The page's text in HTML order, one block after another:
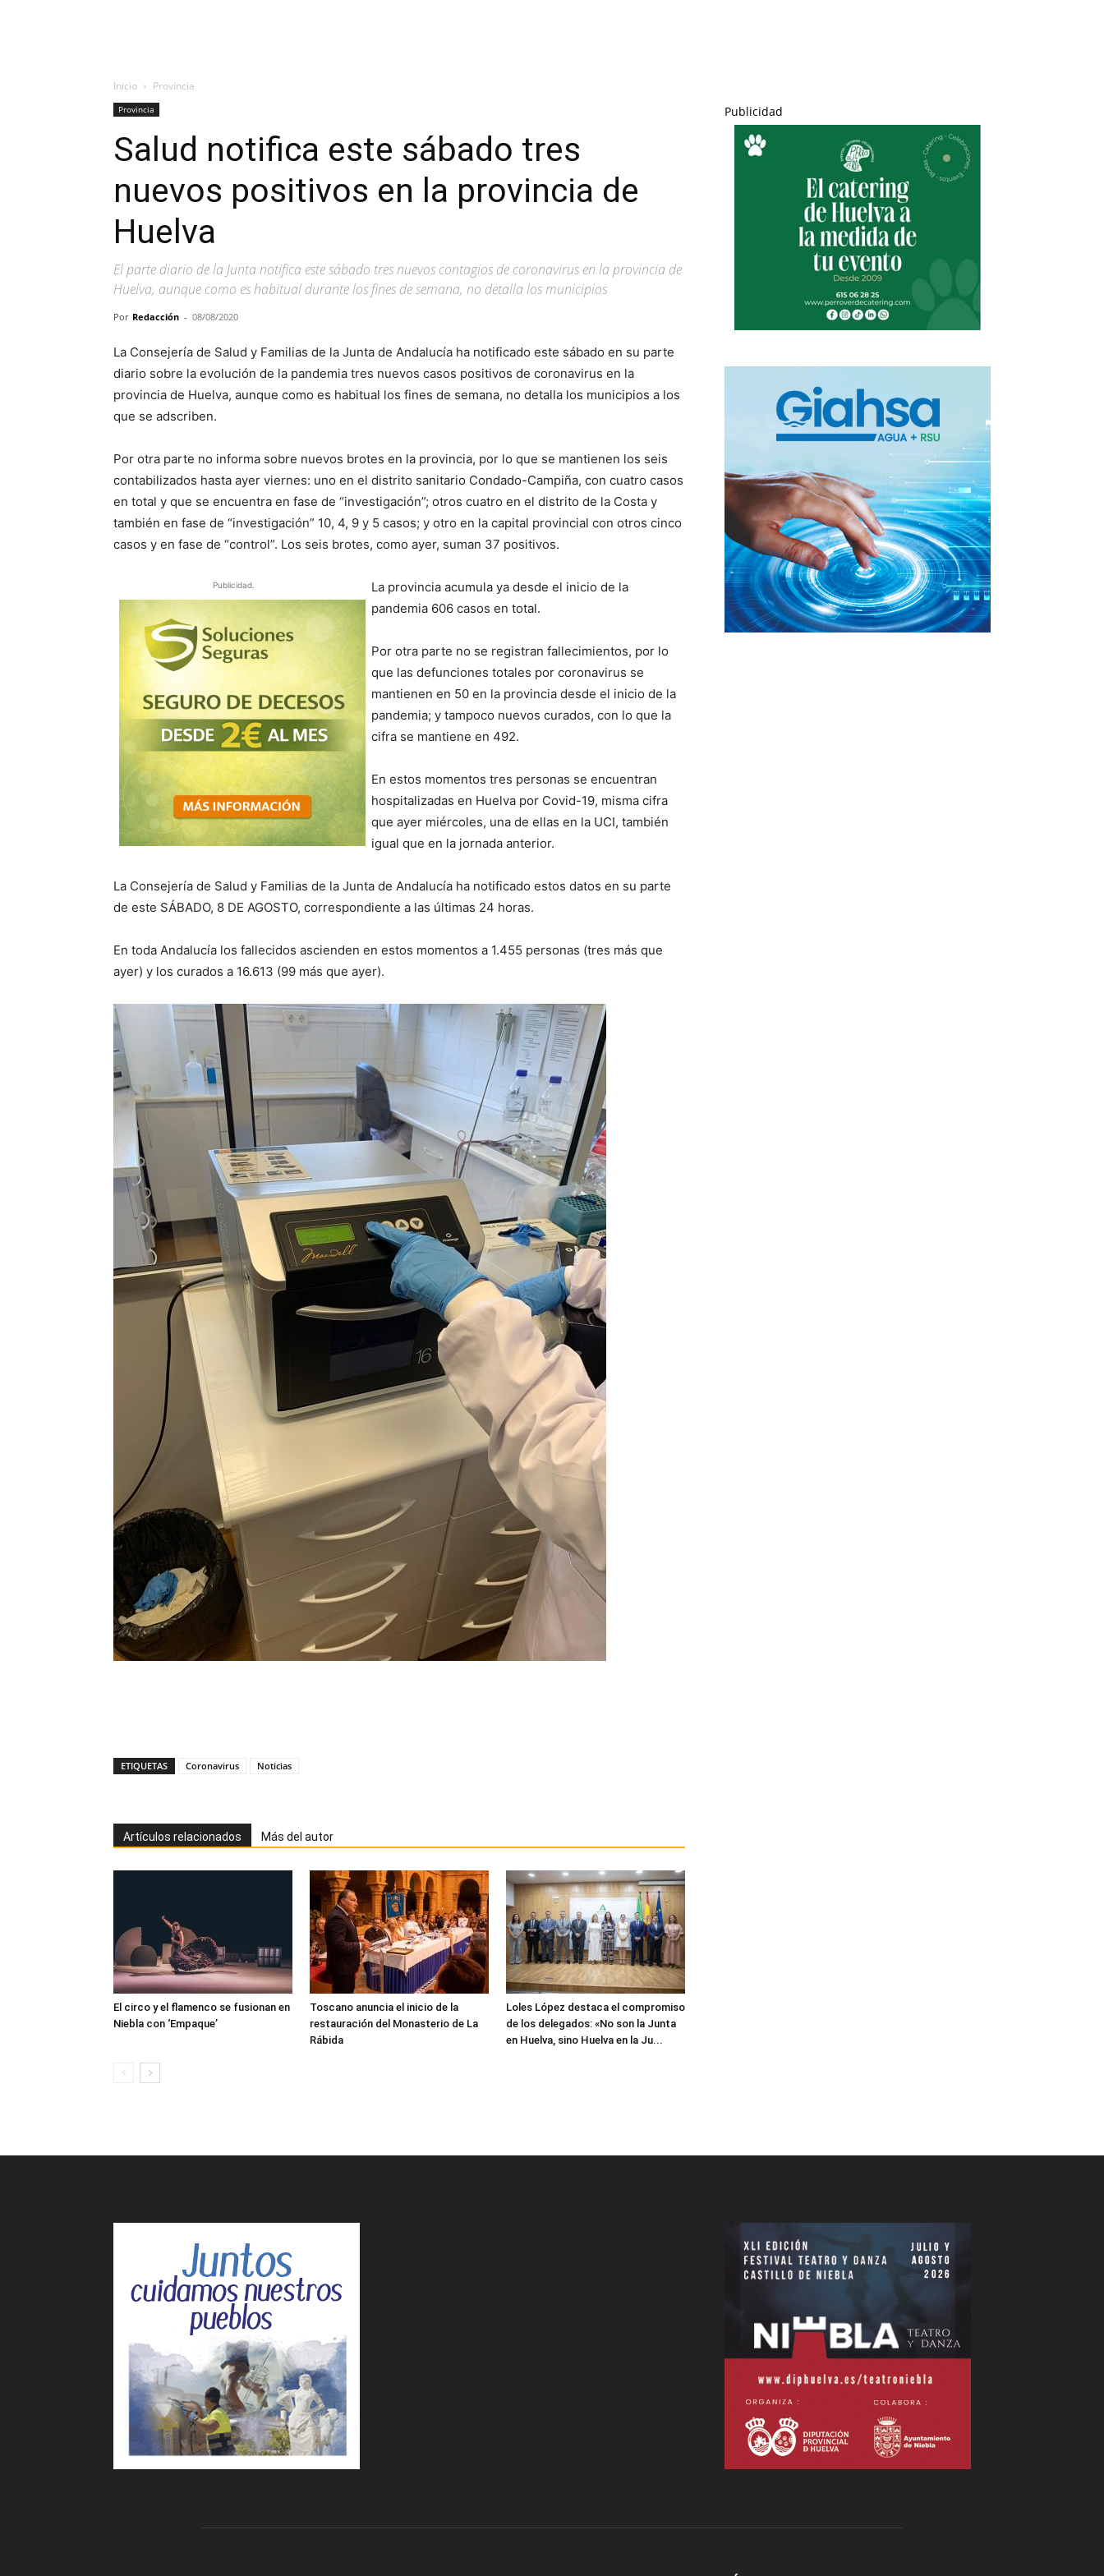
Inicio Provincia
Provincia
Salud notifica este sábado tres
nuevos positivos en la provincia de
Huelva
El parte diario de la Junta notifica este sábado tres nuevos contagios de coronavirus en la provincia de
Huelva, aunque como es habitual durante los fines de semana, no detalla los municipios
Por Redacción - 08/08/2020
La Consejería de Salud y Familias de la Junta de Andalucía ha notificado este sábado en su parte
diario sobre la evolución de la pandemia tres nuevos casos positivos de coronavirus en la
provincia de Huelva, aunque como es habitual los fines de semana, no detalla los municipios a los
que se adscriben.
Por otra parte no informa sobre nuevos brotes en la provincia, por lo que se mantienen los seis
contabilizados hasta ayer viernes: uno en el distrito sanitario Condado-Campiña, con cuatro casos
en total y que se encuentra en fase de “investigación”; otros cuatro en el distrito de la Costa y
también en fase de “investigación” 10, 4, 9 y 5 casos; y otro en la capital provincial con otros cinco
casos y en fase de “control”. Los seis brotes, como ayer, suman 37 positivos.
Publicidad.
La provincia acumula ya desde el inicio de la
pandemia 606 casos en total.
Por otra parte no se registran fallecimientos, por lo
que las defunciones totales por coronavirus se
mantienen en 50 en la provincia desde el inicio de la
pandemia; y tampoco nuevos curados, con lo que la
cifra se mantiene en 492.
En estos momentos tres personas se encuentran
hospitalizadas en Huelva por Covid-19, misma cifra
que ayer miércoles, una de ellas en la UCI, también
igual que en la jornada anterior.
La Consejería de Salud y Familias de la Junta de Andalucía ha notificado estos datos en su parte
de este SÁBADO, 8 DE AGOSTO, correspondiente a las últimas 24 horas.
En toda Andalucía los fallecidos ascienden en estos momentos a 1.455 personas (tres más que
ayer) y los curados a 16.613 (99 más que ayer).
ETIQUETAS Coronavirus Noticias
Artículos relacionados Más del autor
El circo y el flamenco se fusionan en
Niebla con ‘Empaque’
Toscano anuncia el inicio de la
restauración del Monasterio de La
Rábida
Loles López destaca el compromiso
de los delegados: «No son la Junta
en Huelva, sino Huelva en la Ju...
Publicidad